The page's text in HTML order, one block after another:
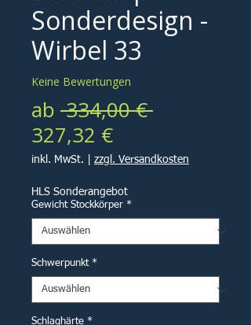
Sonderdesign -
Wirbel 33
Keine Bewertungen
ab 334,00 €
327,32 €Sale-
Preis
inkl. MwSt. zzgl. Versandkosten
HLS Sonderangebot
Gewicht Stockkörper *
Schwerpunkt *
Schlaghärte *